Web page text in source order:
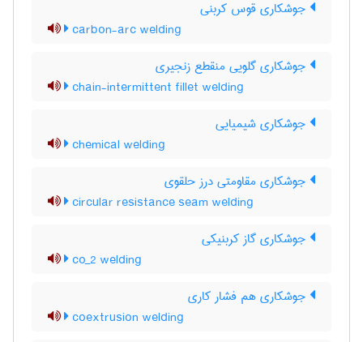
جوشکاری قوس کربنی
carbon-arc welding
جوشکاری گلویی منقطع زنجیری
chain-intermittent fillet welding
جوشکاری شیمیایی
chemical welding
جوشکاری مقاومتی درز حلقوی
circular resistance seam welding
جوشکاری گاز کربنیکی
co_2 welding
جوشکاری هم فشار کاری
coextrusion welding